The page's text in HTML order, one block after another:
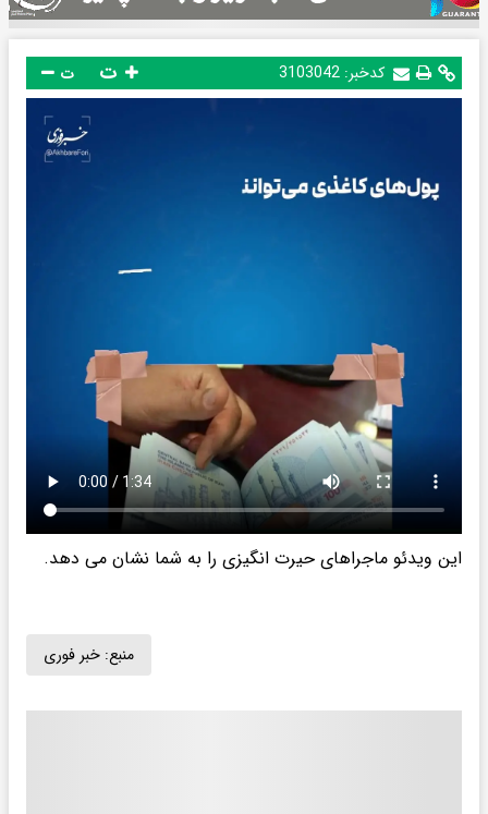
کدخبر: 3103042 ت
این ویدئو ماجراهای حیرت انگیزی را به شما نشان می دهد.
منبع: خبر فوری